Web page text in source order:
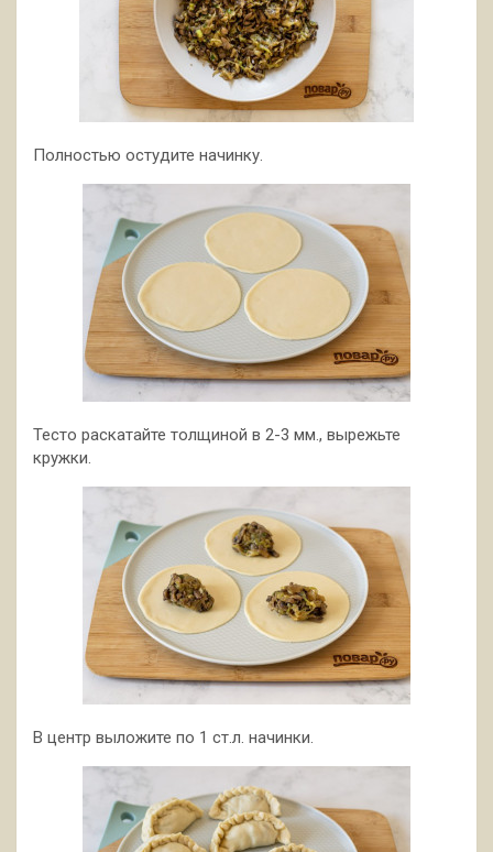
Полностью остудите начинку.
Тесто раскатайте толщиной в 2-3 мм., вырежьте
кружки.
В центр выложите по 1 ст.л. начинки.